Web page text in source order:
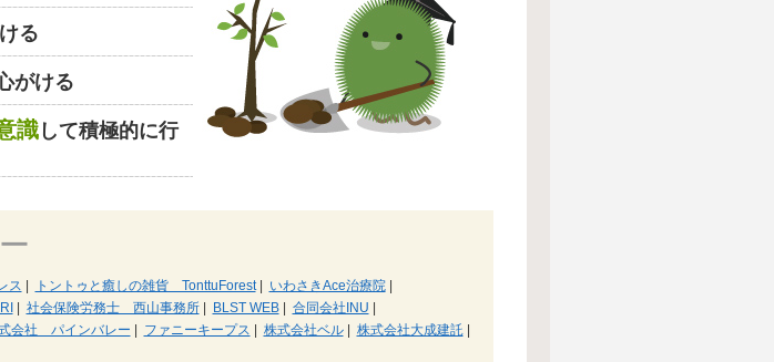
る
がける
識して積極的に行
ス トントゥと癒しの雑貨 TonttuForest| いわさきAce治療院|
社会保険労務士 西山事務所| BLST WEB| 合同会社INU
会社 パインバレー ファニーキープス 株式会社ベル| 株式会社大成建託|